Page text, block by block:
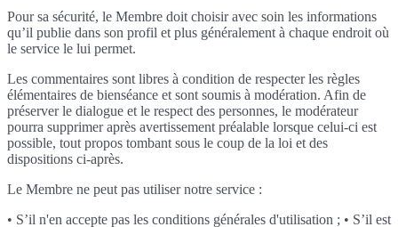
Pour sa sécurité, le Membre doit choisir avec soin les informations
qu’il publie dans son profil et plus généralement à chaque endroit où
le service le lui permet.
Les commentaires sont libres à condition de respecter les règles
élémentaires de bienséance et sont soumis à modération. Afin de
préserver le dialogue et le respect des personnes, le modérateur
pourra supprimer après avertissement préalable lorsque celui-ci est
possible, tout propos tombant sous le coup de la loi et des
dispositions ci-après.
Le Membre ne peut pas utiliser notre service :
• S’il n'en accepte pas les conditions générales d'utilisation ; • S’il est